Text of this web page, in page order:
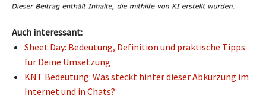
Auch interessant:
Sheet Day: Bedeutung, Definition und praktische Tipps
für Deine Umsetzung
KNT Bedeutung: Was steckt hinter dieser Abkürzung im
Internet und in Chats?